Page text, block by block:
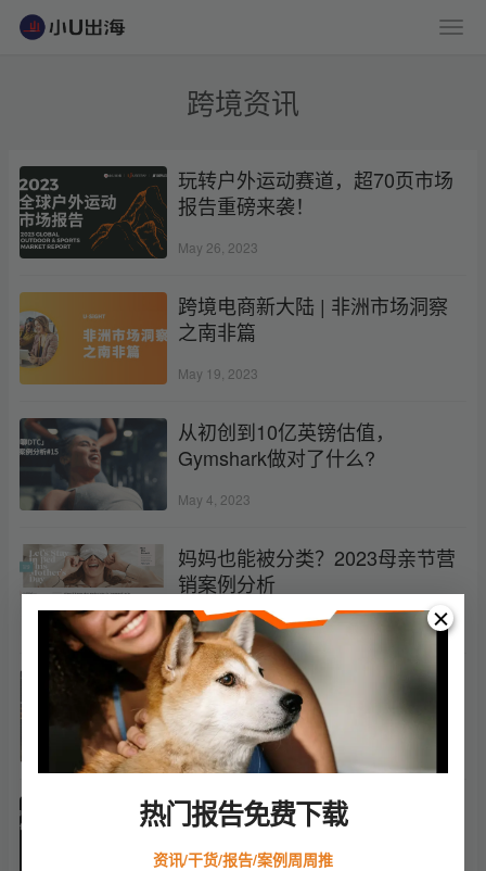
热门报告免费下载
资讯/干货/报告/案例周周推
跨境资讯
玩转户外运动赛道，超70页市场
报告重磅来袭！
May 26, 2023
跨境电商新大陆 | 非洲市场洞察
之南非篇
May 19, 2023
从初创到10亿英镑估值，
Gymshark做对了什么?
May 4, 2023
妈妈也能被分类？2023母亲节营
销案例分析
April 19, 2023
DTC情报局 | 户外品牌巨头
Patagonia收购饼干品牌
April 14, 2023
亚马逊吸尘器大卖「Moosoo」独
立站拆解